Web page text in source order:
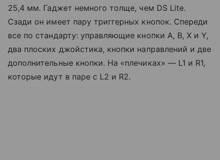
25,4 мм. Гаджет немного толще, чем DS Lite.
Сзади он имеет пару триггерных кнопок. Спереди
все по стандарту: управляющие кнопки A, B, X и Y,
два плоских джойстика, кнопки направлений и две
дополнительные кнопки. На «плечиках» — L1 и R1,
которые идут в паре с L2 и R2.